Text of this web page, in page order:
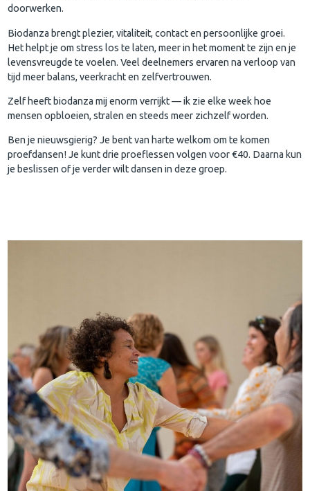
doorwerken.
Biodanza brengt plezier, vitaliteit, contact en persoonlijke groei.
Het helpt je om stress los te laten, meer in het moment te zijn en je
levensvreugde te voelen. Veel deelnemers ervaren na verloop van
tijd meer balans, veerkracht en zelfvertrouwen.
Zelf heeft biodanza mij enorm verrijkt — ik zie elke week hoe
mensen opbloeien, stralen en steeds meer zichzelf worden.
Ben je nieuwsgierig? Je bent van harte welkom om te komen
proefdansen! Je kunt drie proeflessen volgen voor €40. Daarna kun
je beslissen of je verder wilt dansen in deze groep.